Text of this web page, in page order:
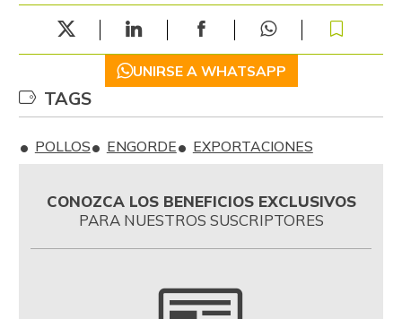
UNIRSE A WHATSAPP
TAGS
POLLOS ENGORDE EXPORTACIONES
CONOZCA LOS BENEFICIOS EXCLUSIVOS
PARA NUESTROS SUSCRIPTORES